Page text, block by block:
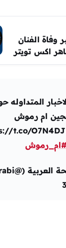
وفاة الفنان
المتداوله
ام رموش
t.co/
#ام_رموش